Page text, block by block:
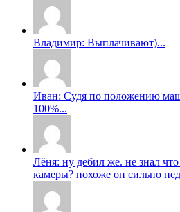
Владимир: Выплачивают)...
Иван: Судя по положению
100%...
Лёня: ну дебил же. не знал
камеры? похоже он сильно